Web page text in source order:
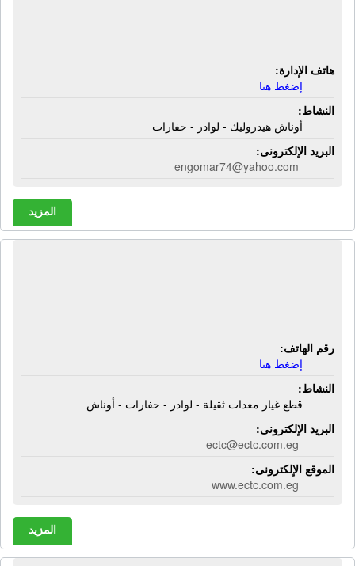
هاتف الإدارة:
إضغط هنا
النشاط:
أوناش هيدروليك - لوادر - حفارات
البريد الإلكترونى:
engomar74@yahoo.com
المزيد
رقم الهاتف:
إضغط هنا
النشاط:
قطع غيار معدات ثقيلة - لوادر - حفارات - أوناش
البريد الإلكترونى:
ectc@ectc.com.eg
الموقع الإلكترونى:
www.ectc.com.eg
المزيد